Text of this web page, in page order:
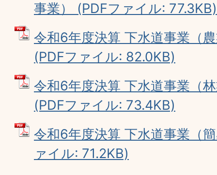
事業） (PDFファイル: 77.3KB)
令和6年度決算 下水道事業（
(PDFファイル: 82.0KB)
令和6年度決算 下水道事業（
(PDFファイル: 73.4KB)
令和6年度決算 下水道事業（
ァイル: 71.2KB)